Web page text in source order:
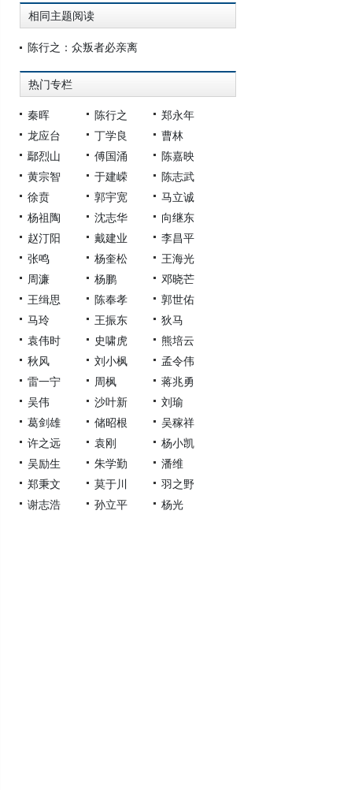
相同主题阅读
陈行之：众叛者必亲离
热门专栏
秦晖 陈行之
郑永年
龙应台
丁学良
曹林
鄢烈山
傅国涌
陈嘉映
黄宗智
于建嵘
陈志武
徐贲
郭宇宽
马立诚
杨祖陶
沈志华
向继东
赵汀阳
戴建业
李昌平
张鸣
杨奎松
王海光
周濂
杨鹏
邓晓芒
王缉思
陈奉孝
郭世佑
马玲
王振东
狄马
袁伟时
史啸虎
熊培云
秋风
刘小枫
孟令伟
雷一宁
周枫
蒋兆勇
吴伟
沙叶新
刘瑜
葛剑雄
储昭根
吴稼祥
许之远
袁刚
杨小凯
吴励生
朱学勤
潘维
郑秉文
莫于川
羽之野
谢志浩
孙立平 杨光